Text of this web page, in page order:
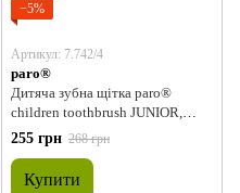
−5%
Артикул: 7.742/4
paro®
Дитяча зубна щітка paro®
children toothbrush JUNIOR,
зелена
255 грн 268 грн
Купити